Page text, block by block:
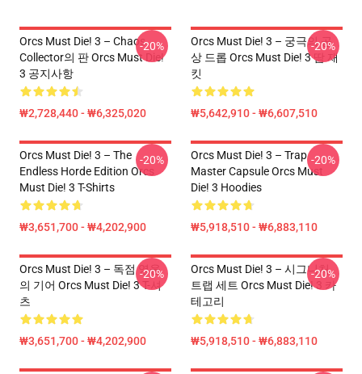
Orcs Must Die! 3 – Chaos
Collector의 판 Orcs Must Die!
3 공지사항
₩2,728,440 - ₩6,325,020
-20%
Orcs Must Die! 3 – 궁극의 공
상 드롭 Orcs Must Die! 3 땀 재
킷
₩5,642,910 - ₩6,607,510
-20%
Orcs Must Die! 3 – The
Endless Horde Edition Orcs
Must Die! 3 T-Shirts
₩3,651,700 - ₩4,202,900
-20%
Orcs Must Die! 3 – Trap
Master Capsule Orcs Must
Die! 3 Hoodies
₩5,918,510 - ₩6,883,110
-20%
Orcs Must Die! 3 – 독점 영웅
의 기어 Orcs Must Die! 3 T-셔
츠
₩3,651,700 - ₩4,202,900
-20%
Orcs Must Die! 3 – 시그니처
트랩 세트 Orcs Must Die! 3 카
테고리
₩5,918,510 - ₩6,883,110
-20%